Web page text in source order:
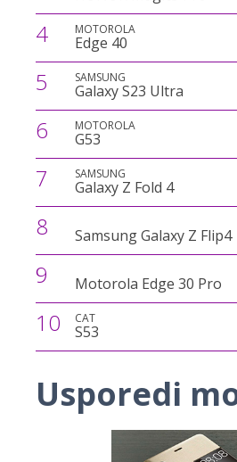
4 MOTOROLA
Edge 40
5 SAMSUNG
Galaxy S23 Ultra
6 MOTOROLA
G53
7 SAMSUNG
Galaxy Z Fold 4
8 Samsung Galaxy Z Flip4
9 Motorola Edge 30 Pro
10 CAT
S53
Usporedi